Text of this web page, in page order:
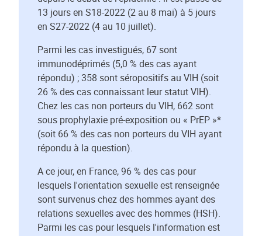
13 jours en S18-2022 (2 au 8 mai) à 5 jours
en S27-2022 (4 au 10 juillet).
Parmi les cas investigués, 67 sont
immunodéprimés (5,0 % des cas ayant
répondu) ; 358 sont séropositifs au VIH (soit
26 % des cas connaissant leur statut VIH).
Chez les cas non porteurs du VIH, 662 sont
sous prophylaxie pré-exposition ou « PrEP »*
(soit 66 % des cas non porteurs du VIH ayant
répondu à la question).
A ce jour, en France, 96 % des cas pour
lesquels l'orientation sexuelle est renseignée
sont survenus chez des hommes ayant des
relations sexuelles avec des hommes (HSH).
Parmi les cas pour lesquels l'information est